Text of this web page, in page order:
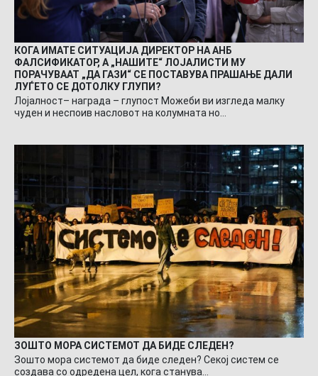
КОГА ИМАТЕ СИТУАЦИЈА ДИРЕКТОР НА АНБ
ФАЛСИФИКАТОР, А „НАШИТЕ“ ЛОЈАЛИСТИ МУ
ПОРАЧУВААТ „ДА ГАЗИ“ СЕ ПОСТАВУВА ПРАШАЊЕ ДАЛИ
ЛУЃЕТО СЕ ДОТОЛКУ ГЛУПИ?
Лојалност– награда – глупост Можеби ви изгледа малку
чуден и неспоив насловот на колумната но…
ЗОШТО МОРА СИСТЕМОТ ДА БИДЕ СЛЕДЕН?
Зошто мора системот да биде следен? Секој систем се
создава со одредена цел, кога станува…